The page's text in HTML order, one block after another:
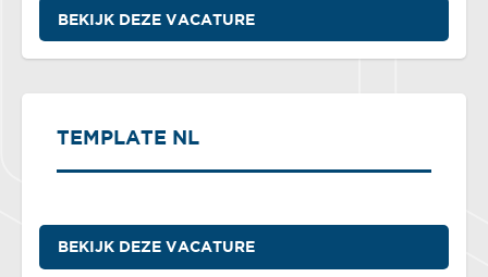
BEKIJK DEZE VACATURE
TEMPLATE NL
BEKIJK DEZE VACATURE